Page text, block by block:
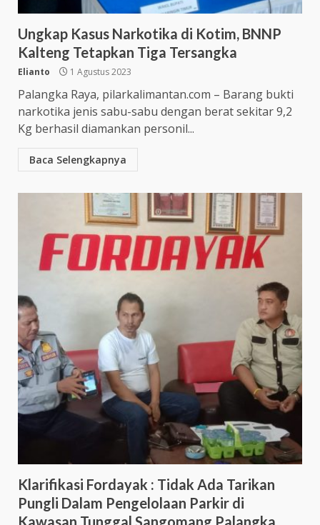
Ungkap Kasus Narkotika di Kotim, BNNP
Kalteng Tetapkan Tiga Tersangka
Elianto 1 Agustus 2023
Palangka Raya, pilarkalimantan.com – Barang bukti
narkotika jenis sabu-sabu dengan berat sekitar 9,2
Kg berhasil diamankan personil...
Baca Selengkapnya
Klarifikasi Fordayak : Tidak Ada Tarikan
Pungli Dalam Pengelolaan Parkir di
Kawasan Tunggal Sangomang Palangka